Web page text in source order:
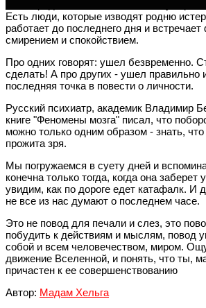
Есть люди, которые изводят родню
работает до последнего дня и
смирением и спокойствием.
Про одних говорят: ушел безвременно.
сделать! А про других - ушел правильно
последняя точка в повести о личности.
Русский психиатр, академик Владимир
книге "Феномены мозга" писал, что
можно только одним образом - знать,
прожита зря.
Мы погружаемся в суету дней и
конечна только тогда, когда она заберет
увидим, как по дороге едет катафалк. И
не все из нас думают о последнем часе.
Это не повод для печали и слез, это
побудить к действиям и мыслям, повод
собой и всем человечеством, миром.
движение Вселенной, и понять, что ты,
причастен к ее совершенствованию
Автор: Мадам Хельга